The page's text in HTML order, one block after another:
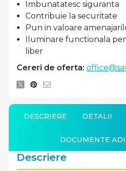
Imbunatatesc siguranta
Contribuie la securitate
Pun in valoare
Iluminare functionala
liber
Cereri de oferta:
DESCRIERE DETALII
DOCUMENTE
Descriere